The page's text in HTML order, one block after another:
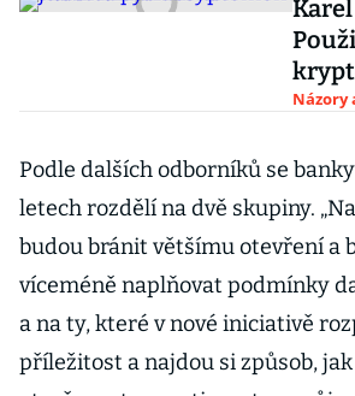
pár
Názory
Podle dalších odborníků se
letech rozdělí na dvě skupiny.
budou bránit většímu otevření a
víceméně naplňovat podmínky
a na ty, které v nové iniciativě
příležitost a najdou si způsob,